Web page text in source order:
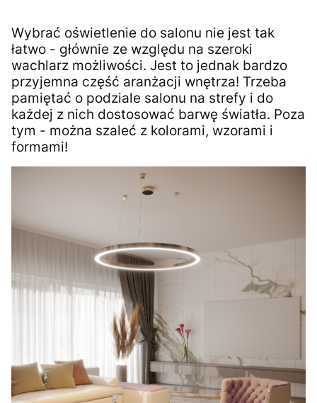
Wybrać oświetlenie do salonu nie jest tak
łatwo - głównie ze względu na szeroki
wachlarz możliwości. Jest to jednak bardzo
przyjemna część aranżacji wnętrza! Trzeba
pamiętać o podziale salonu na strefy i do
każdej z nich dostosować barwę światła. Poza
tym - można szaleć z kolorami, wzorami i
formami!